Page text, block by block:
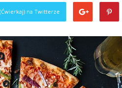
na Twitterze